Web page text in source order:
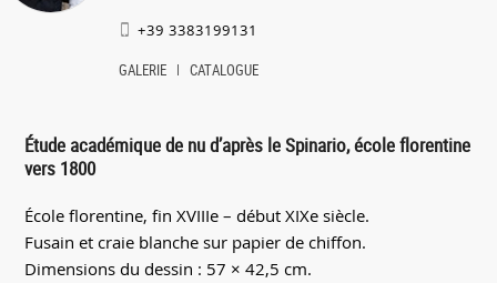
+39 3383199131
GALERIE CATALOGUE
Étude académique de nu d’après le Spinario, école florentine
vers 1800
École florentine, fin XVIIIe – début XIXe siècle.
Fusain et craie blanche sur papier de chiffon.
Dimensions du dessin : 57 × 42,5 cm.